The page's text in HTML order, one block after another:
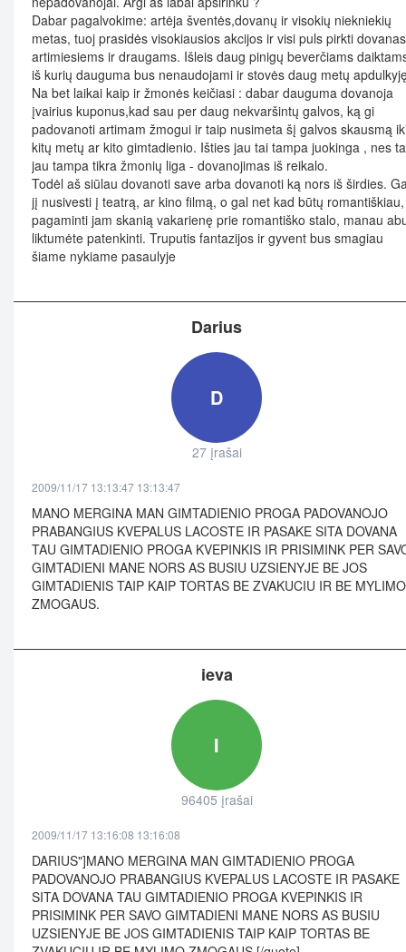
Dabar pagalvokime: artėja šventės,dovanų ir visokių niekniekių
metas, tuoj prasidės visokiausios akcijos ir visi puls pirkti dovanas
artimiesiems ir draugams. Išleis daug pinigų beverčiams
iš kurių dauguma bus nenaudojami ir stovės daug metų
Na bet laikai kaip ir žmonės keičiasi : dabar dauguma dovanoja
įvairius kuponus,kad sau per daug nekvaršintų galvos, ką gi
padovanoti artimam žmogui ir taip nusimeta šį galvos skausmą
kitų metų ar kito gimtadienio. Išties jau tai tampa juokinga , nes
jau tampa tikra žmonių liga - dovanojimas iš reikalo.
Todėl aš siūlau dovanoti save arba dovanoti ką nors iš širdies.
jį nusivesti į teatrą, ar kino filmą, o gal net kad būtų romantiškiau,
pagaminti jam skanią vakarienę prie romantiško stalo, manau
liktumėte patenkinti. Truputis fantazijos ir gyvent bus smagiau
šiame nykiame pasaulyje
Darius
D
27 įrašai
2009/11/17 13:13:47 13:13:47
MANO MERGINA MAN GIMTADIENIO PROGA PADOVANOJO
PRABANGIUS KVEPALUS LACOSTE IR PASAKE SITA DOVANA
TAU GIMTADIENIO PROGA KVEPINKIS IR PRISIMINK PER
GIMTADIENI MANE NORS AS BUSIU UZSIENYJE BE JOS
GIMTADIENIS TAIP KAIP TORTAS BE ZVAKUCIU IR BE MYLIMO
ZMOGAUS.
ieva
I
96405 įrašai
2009/11/17 13:16:08 13:16:08
DARIUS"]MANO MERGINA MAN GIMTADIENIO PROGA
PADOVANOJO PRABANGIUS KVEPALUS LACOSTE IR PASAKE
SITA DOVANA TAU GIMTADIENIO PROGA KVEPINKIS IR
PRISIMINK PER SAVO GIMTADIENI MANE NORS AS BUSIU
UZSIENYJE BE JOS GIMTADIENIS TAIP KAIP TORTAS BE